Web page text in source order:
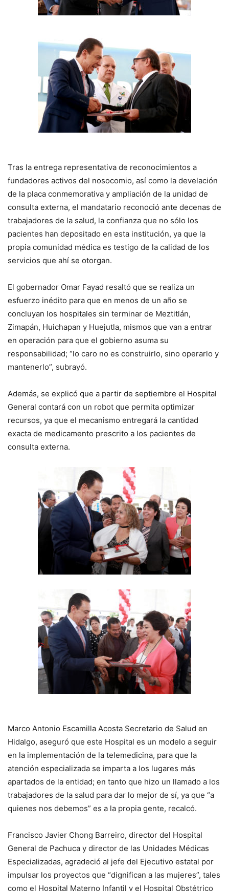
Tras la entrega representativa de reconocimientos a
fundadores activos del nosocomio, así como la develación
de la placa conmemorativa y ampliación de la unidad de
consulta externa, el mandatario reconoció ante decenas de
trabajadores de la salud, la confianza que no sólo los
pacientes han depositado en esta institución, ya que la
propia comunidad médica es testigo de la calidad de los
servicios que ahí se otorgan.
El gobernador Omar Fayad resaltó que se realiza un
esfuerzo inédito para que en menos de un año se
concluyan los hospitales sin terminar de Meztitlán,
Zimapán, Huichapan y Huejutla, mismos que van a entrar
en operación para que el gobierno asuma su
responsabilidad; “lo caro no es construirlo, sino operarlo y
mantenerlo”, subrayó.
Además, se explicó que a partir de septiembre el Hospital
General contará con un robot que permita optimizar
recursos, ya que el mecanismo entregará la cantidad
exacta de medicamento prescrito a los pacientes de
consulta externa.
Marco Antonio Escamilla Acosta Secretario de Salud en
Hidalgo, aseguró que este Hospital es un modelo a seguir
en la implementación de la telemedicina, para que la
atención especializada se imparta a los lugares más
apartados de la entidad; en tanto que hizo un llamado a los
trabajadores de la salud para dar lo mejor de sí, ya que “a
quienes nos debemos” es a la propia gente, recalcó.
Francisco Javier Chong Barreiro, director del Hospital
General de Pachuca y director de las Unidades Médicas
Especializadas, agradeció al jefe del Ejecutivo estatal por
impulsar los proyectos que “dignifican a las mujeres”, tales
como el Hospital Materno Infantil y el Hospital Obstétrico